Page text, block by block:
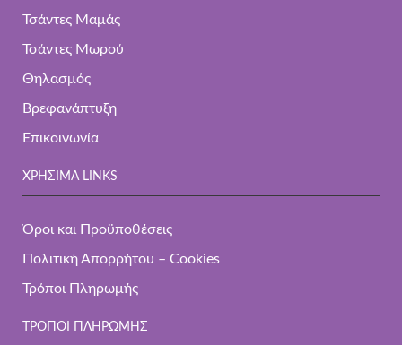
Τσάντες Μαμάς
Τσάντες Μωρού
Θηλασμός
Βρεφανάπτυξη
Επικοινωνία
ΧΡΉΣΙΜΑ LINKS
Όροι και Προϋποθέσεις
Πολιτική Απορρήτου – Cookies
Τρόποι Πληρωμής
ΤΡΌΠΟΙ ΠΛΗΡΩΜΉΣ